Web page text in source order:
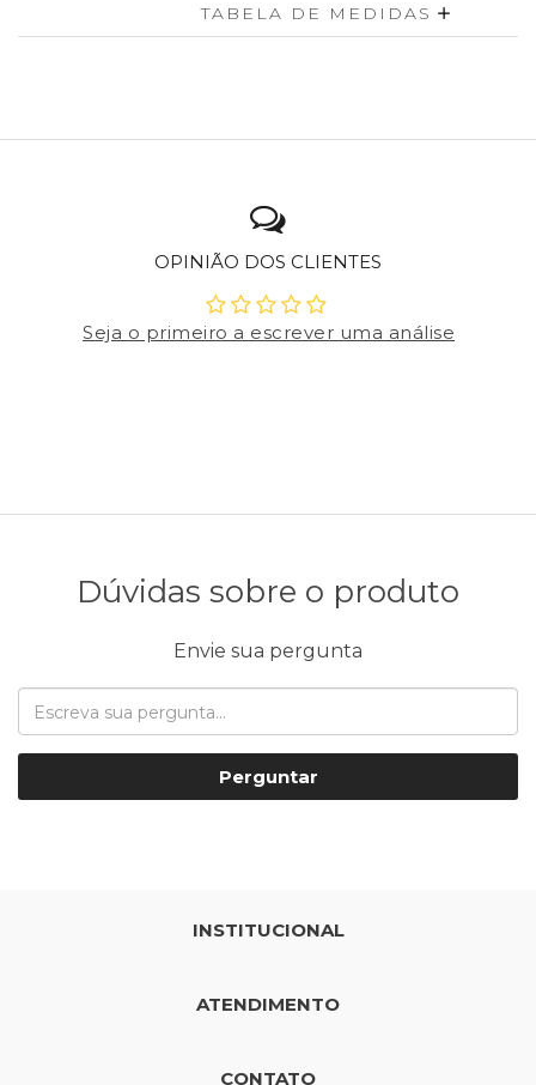
TABELA DE MEDIDAS
OPINIÃO DOS CLIENTES
Seja o primeiro a escrever uma análise
Dúvidas sobre o produto
Envie sua pergunta
Perguntar
INSTITUCIONAL
ATENDIMENTO
CONTATO